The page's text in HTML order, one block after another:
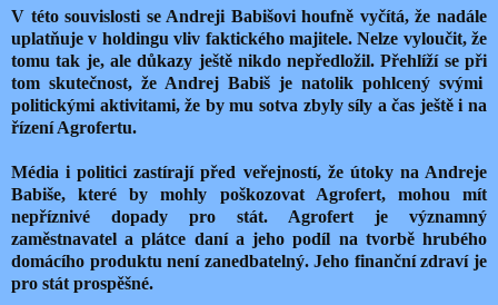
V této souvislosti se Andreji Babišovi houfně vyčítá, že nadále
uplatňuje v holdingu vliv faktického majitele. Nelze vyloučit, že
tomu tak je, ale důkazy ještě nikdo nepředložil. Přehlíží se při
tom skutečnost, že Andrej Babiš je natolik pohlcený svými
politickými aktivitami, že by mu sotva zbyly síly a čas ještě i na
řízení Agrofertu.
Média i politici zastírají před veřejností, že útoky na Andreje
Babiše, které by mohly poškozovat Agrofert, mohou mít
nepříznivé dopady pro stát. Agrofert je významný
zaměstnavatel a plátce daní a jeho podíl na tvorbě hrubého
domácího produktu není zanedbatelný. Jeho finanční zdraví je
pro stát prospěšné.